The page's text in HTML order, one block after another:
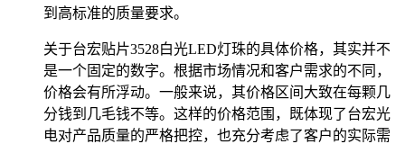
到高标准的质量要求。
关于台宏贴片3528白光LED灯珠的具体价格，其实并不
是一个固定的数字。根据市场情况和客户需求的不同，
价格会有所浮动。一般来说，其价格区间大致在每颗几
分钱到几毛钱不等。这样的价格范围，既体现了台宏光
电对产品质量的严格把控，也充分考虑了客户的实际需